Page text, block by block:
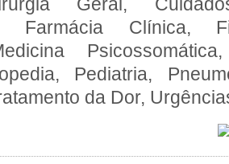
Geral,
Farmácia Clínica,
Pediatria,
da Dor,